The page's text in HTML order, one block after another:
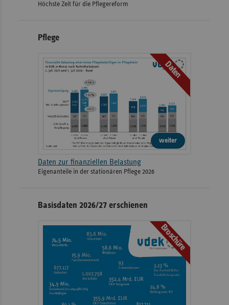
Höchste Zeit für die Pflegereform
Pflege
Daten
weiter
Daten zur finanziellen Belastung
Eigenanteile in der stationären Pflege 2026
Basisdaten 2026/27 erschienen
Broschüre